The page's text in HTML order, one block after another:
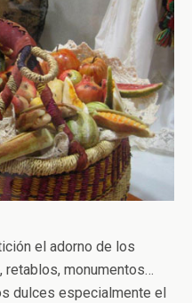
el adorno de los
retablos, monumentos…
dulces especialmente el